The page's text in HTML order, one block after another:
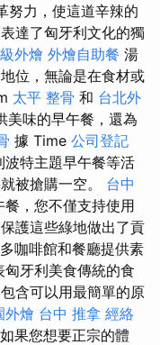
努力，使這道辛辣的
達了匈牙利文化的獨
外燴 外燴自助餐 湯
位，無論是在食材或
太平 整骨 和 台北外
美味的早午餐，還為
據 Time 公司登記
波特主題早午餐等活
被搶購一空。 台中
，您不僅支持使用
護這些綠地做出了貢
咖啡館和餐廳提供素
牙利美食傳統的食
含可以用最簡單的原
外燴 台中 推拿 經絡
如果您想要正宗的體